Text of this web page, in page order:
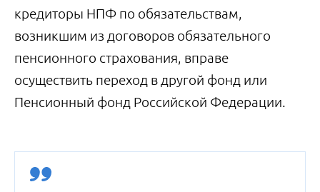
кредиторы НПФ по обязательствам,
возникшим из договоров обязательного
пенсионного страхования, вправе
осуществить переход в другой фонд или
Пенсионный фонд Российской Федерации.